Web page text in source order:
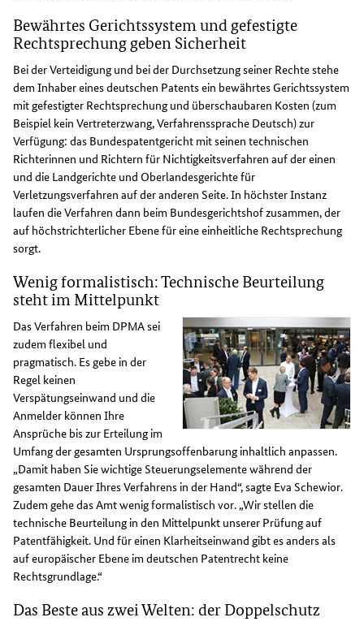
Bewährtes Gerichtssystem und gefestigte
Rechtsprechung geben Sicherheit
Bei der Verteidigung und bei der Durchsetzung seiner Rechte stehe
dem Inhaber eines deutschen Patents ein bewährtes Gerichtssystem
mit gefestigter Rechtsprechung und überschaubaren Kosten (zum
Beispiel kein Vertreterzwang, Verfahrenssprache Deutsch) zur
Verfügung: das Bundespatentgericht mit seinen technischen
Richterinnen und Richtern für Nichtigkeitsverfahren auf der einen
und die Landgerichte und Oberlandesgerichte für
Verletzungsverfahren auf der anderen Seite. In höchster Instanz
laufen die Verfahren dann beim Bundesgerichtshof zusammen, der
auf höchstrichterlicher Ebene für eine einheitliche Rechtsprechung
sorgt.
Wenig formalistisch: Technische Beurteilung
steht im Mittelpunkt
Das Verfahren beim DPMA sei
zudem flexibel und
pragmatisch. Es gebe in der
Regel keinen
Verspätungseinwand und die
Anmelder können Ihre
Ansprüche bis zur Erteilung im
Umfang der gesamten Ursprungsoffenbarung inhaltlich anpassen.
„Damit haben Sie wichtige Steuerungselemente während der
gesamten Dauer Ihres Verfahrens in der Hand“, sagte Eva Schewior.
Zudem gehe das Amt wenig formalistisch vor. „Wir stellen die
technische Beurteilung in den Mittelpunkt unserer Prüfung auf
Patentfähigkeit. Und für einen Klarheitseinwand gibt es anders als
auf europäischer Ebene im deutschen Patentrecht keine
Rechtsgrundlage.“
Das Beste aus zwei Welten: der Doppelschutz